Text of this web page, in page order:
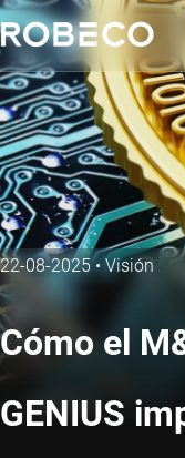
22-08-2025• Visión
Cómo el
GENIUS